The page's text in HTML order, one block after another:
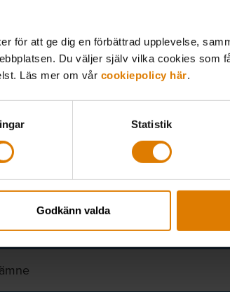
för att ge dig en förbättrad upplevelse,
Du väljer själv vilka cookies som
Läs mer om vår cookiepolicy här.
Statistik
Godkänn valda
Nyheter från Sveriges Allmännytta,